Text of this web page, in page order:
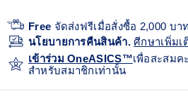
Free จัดส่งฟรีเมื่อสั่งซื้อ 2,000 บ
นโยบายการคืนสินค้า.ศีกษาเพิ่มเ
เข้าร่วม OneASICS™เพื่อสะสม
สำหรับสมาชิกเท่านั้น